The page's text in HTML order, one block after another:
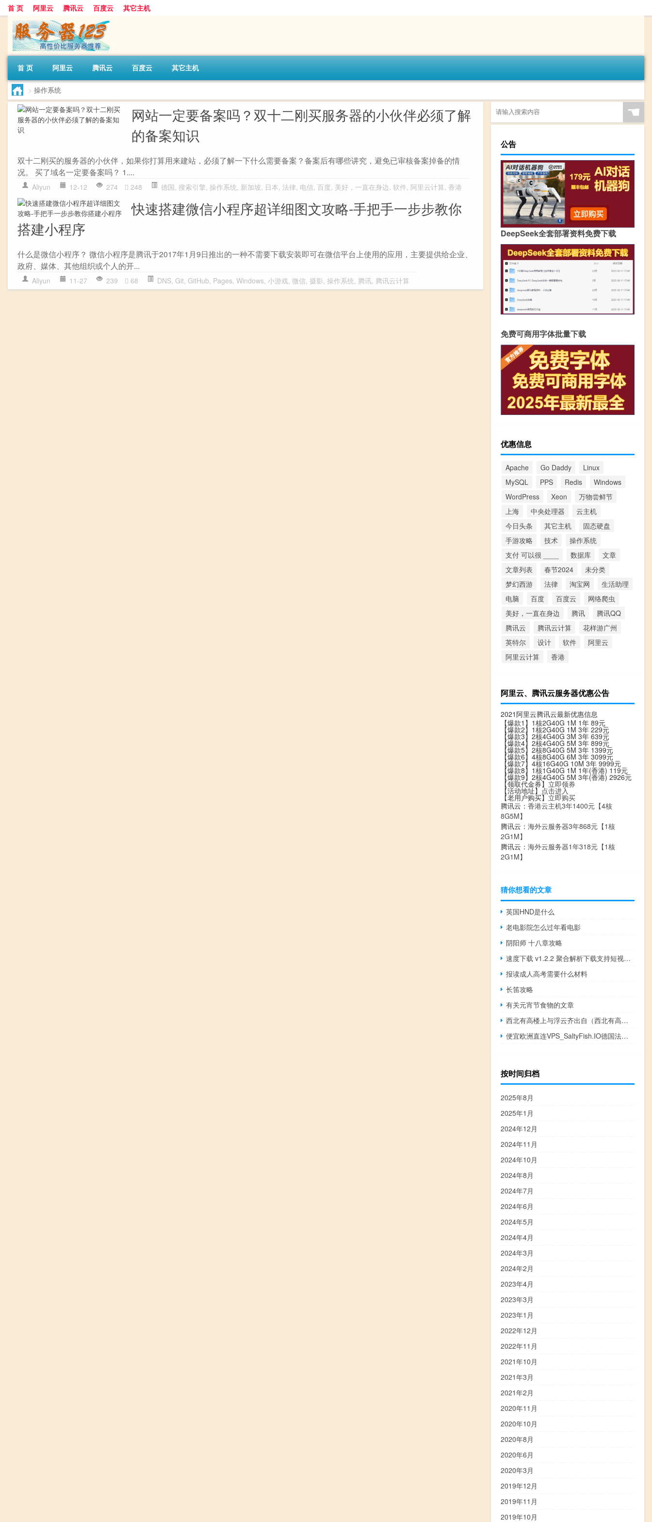
首 页 阿里云 腾讯云 百度云 其它主机
首 页 阿里云 腾讯云 百度云 其它主机
> 操作系统
网站一定要备案吗？双十二刚买服务器的小伙伴必须了解
的备案知识
双十二刚买的服务器的小伙伴，如果你打算用来建站，必须了解一下什么需要备案？备案后有哪些讲究，避免已审核备案掉备的情
况。 买了域名一定要备案吗？ 1....
Aliyun 12-12 274 248 德国, 搜索引擎, 操作系统, 新加坡, 日本, 法律, 电信, 百度, 美好，一直在身边, 软件, 阿里云计算, 香港
快速搭建微信小程序超详细图文攻略-手把手一步步教你
搭建小程序
什么是微信小程序？ 微信小程序是腾讯于2017年1月9日推出的一种不需要下载安装即可在微信平台上使用的应用，主要提供给企业、
政府、媒体、其他组织或个人的开...
Aliyun 11-27 239 68 DNS, Git, GitHub, Pages, Windows, 小游戏, 微信, 摄影, 操作系统, 腾讯, 腾讯云计算
☚
公告
DeepSeek全套部署资料免费下载
免费可商用字体批量下载
优惠信息
Apache Go Daddy
Linux
MySQL
PPS Redis
Windows
WordPress
Xeon
万物尝鲜节
上海
中央处理器
云主机
今日头条
其它主机
固态硬盘
手游攻略
技术
操作系统
支付 可以很 ____
数据库
文章
文章列表
春节2024
未分类
梦幻西游
法律 淘宝网
生活助理
电脑
百度 百度云
网络爬虫
美好，一直在身边
腾讯
腾讯QQ
腾讯云
腾讯云计算
花样游广州
英特尔
设计 软件
阿里云
阿里云计算
香港
阿里云、腾讯云服务器优惠公告
2021阿里云腾讯云最新优惠信息
【爆款1】1核2G40G 1M 1年 89元
【爆款2】1核2G40G 1M 3年 229元
【爆款3】2核4G40G 3M 3年 639元
【爆款4】2核4G40G 5M 3年 899元
【爆款5】2核8G40G 5M 3年 1399元
【爆款6】4核8G40G 6M 3年 3099元
【爆款7】4核16G40G 10M 3年 9999元
【爆款8】1核1G40G 1M 1年(香港) 119元
【爆款9】2核4G40G 5M 3年(香港) 2926元
【领取代金券】 立即领券
【活动地址】 点击进入
【老用户购买】立即购买
腾讯云： 香港云主机3年1400元【4核
8G5M】
腾讯云： 海外云服务器3年868元【1核
2G1M】
腾讯云： 海外云服务器1年318元【1核
2G1M】
猜你想看的文章
英国HND是什么
老电影院怎么过年看电影
阴阳师 十八章攻略
速度下载 v1.2.2 聚合解析下载支持短视频解析下载
报读成人高考需要什么材料
长笛攻略
有关元宵节食物的文章
西北有高楼上与浮云齐出自（西北有高楼上与浮云齐）
便宜欧洲直连VPS_SaltyFish.IO德国法兰克福三网回程联通AS10099线路VPS特别款399元/年（2核2G内存）
按时间归档
2025年8月
2025年1月
2024年12月
2024年11月
2024年10月
2024年8月
2024年7月
2024年6月
2024年5月
2024年4月
2024年3月
2024年2月
2023年4月
2023年3月
2023年1月
2022年12月
2022年11月
2021年10月
2021年3月
2021年2月
2020年11月
2020年10月
2020年8月
2020年6月
2020年3月
2019年12月
2019年11月
2019年10月